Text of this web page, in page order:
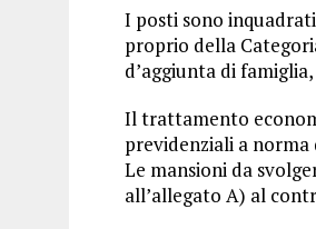
I posti sono
proprio della
d’aggiunta di
Il trattamento
previdenziali a norma
Le mansioni da
all’allegato A) al